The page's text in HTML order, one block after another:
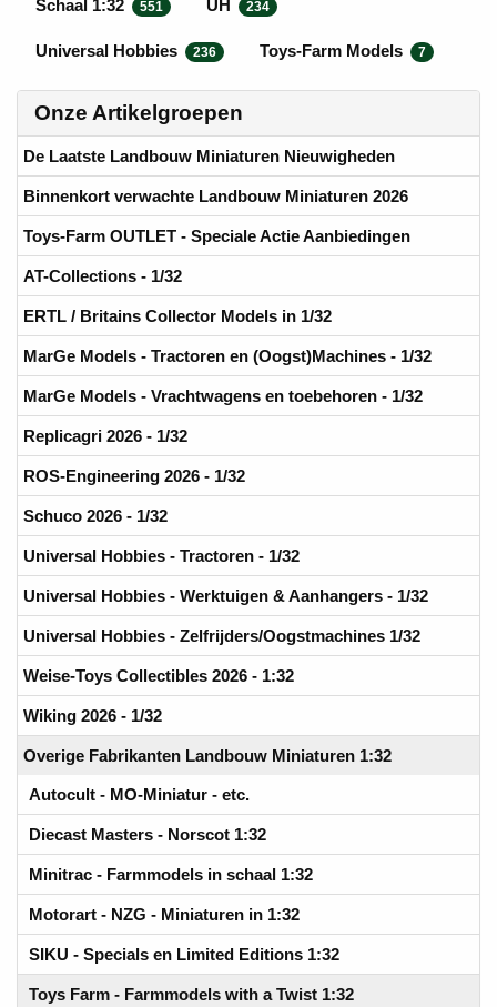
Onze Artikelgroepen
De Laatste Landbouw Miniaturen Nieuwigheden
Binnenkort verwachte Landbouw Miniaturen 2026
Toys-Farm OUTLET - Speciale Actie Aanbiedingen
AT-Collections - 1/32
ERTL / Britains Collector Models in 1/32
MarGe Models - Tractoren en (Oogst)Machines - 1/32
MarGe Models - Vrachtwagens en toebehoren - 1/32
Replicagri 2026 - 1/32
ROS-Engineering 2026 - 1/32
Schuco 2026 - 1/32
Universal Hobbies - Tractoren - 1/32
Universal Hobbies - Werktuigen & Aanhangers - 1/32
Universal Hobbies - Zelfrijders/Oogstmachines 1/32
Weise-Toys Collectibles 2026 - 1:32
Wiking 2026 - 1/32
Overige Fabrikanten Landbouw Miniaturen 1:32
Autocult - MO-Miniatur - etc.
Diecast Masters - Norscot 1:32
Minitrac - Farmmodels in schaal 1:32
Motorart - NZG - Miniaturen in 1:32
SIKU - Specials en Limited Editions 1:32
Toys Farm - Farmmodels with a Twist 1:32
Schaal 1:32 551 UH 234
Universal Hobbies 236 Toys-Farm Models 7